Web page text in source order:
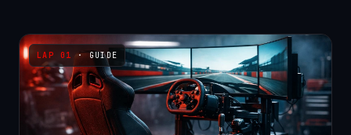
· GUIDE